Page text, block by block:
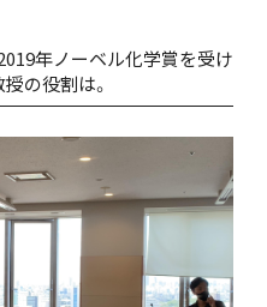
年ノーベル化学賞を受け
の役割は。